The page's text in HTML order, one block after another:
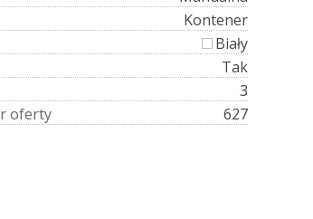
Kontener
Biały
Tak
3
roferty 627